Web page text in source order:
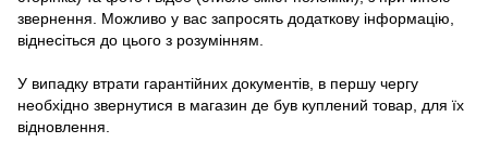
звернення. Можливо у вас запросять додаткову інформацію,
віднесіться до цього з розумінням.
У випадку втрати гарантійних документів, в першу чергу
необхідно звернутися в магазин де був куплений товар, для їх
відновлення.